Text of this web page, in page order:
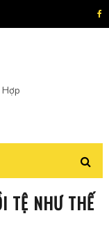
TỆ NHƯ THẾ